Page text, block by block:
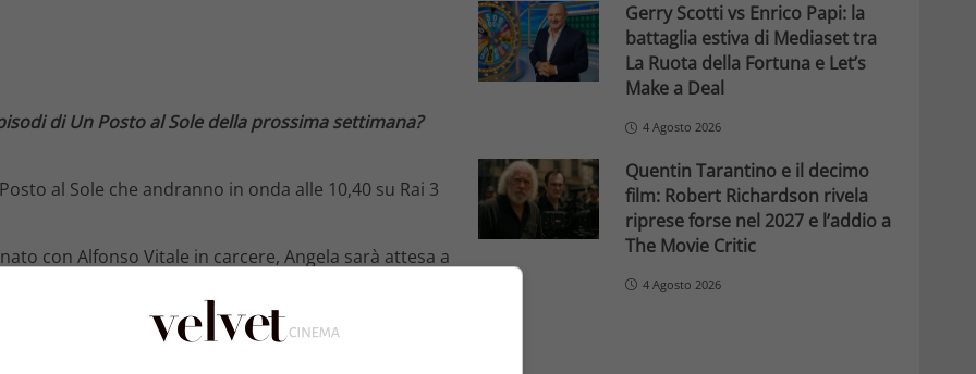
di Un Posto al Sole della prossima settimana?
al Sole che andranno in onda alle 10,40 su Rai 3
con Alfonso Vitale in carcere, Angela sarà attesa a
Claudio si cementerà ora che lei lo supporterà e lo
di Gigi del Colle mentre Filippo è molto preso dal
in cui lavora Niko procede e la scelta del
Gerry Scotti vs Enrico Papi: la
battaglia estiva di Mediaset tra
La Ruota della Fortuna e Let’s
Make a Deal
4 Agosto 2026
Quentin Tarantino e il decimo
film: Robert Richardson rivela
riprese forse nel 2027 e l’addio a
The Movie Critic
4 Agosto 2026